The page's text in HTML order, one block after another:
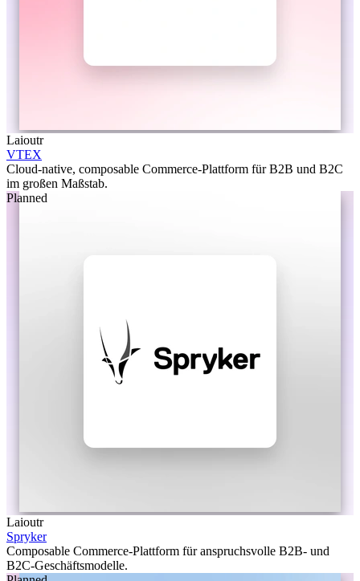
Laioutr
VTEX
Cloud-native, composable Commerce-Plattform für B2B und B2C
im großen Maßstab.
Planned
Laioutr
Spryker
Composable Commerce-Plattform für anspruchsvolle B2B- und
B2C-Geschäftsmodelle.